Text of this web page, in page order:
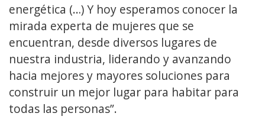
energética (…) Y hoy esperamos conocer la
mirada experta de mujeres que se
encuentran, desde diversos lugares de
nuestra industria, liderando y avanzando
hacia mejores y mayores soluciones para
construir un mejor lugar para habitar para
todas las personas”.